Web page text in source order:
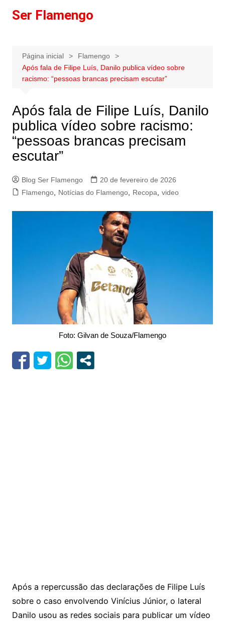
paraSer Flamengo
Página inicial
Flamengo
Após fala de Filipe Luís, Danilo publica vídeo sobre
racismo: “pessoas brancas precisam escutar”
Após fala de Filipe Luís, Danilo
publica vídeo sobre racismo:
“pessoas brancas precisam
escutar”
Blog Ser Flamengo
20 de fevereiro de 2026
Flamengo, Notícias do Flamengo, Recopa video
Foto: Gilvan de Souza/Flamengo
Após a repercussão das declarações de Filipe Luís
sobre o caso envolvendo Vinícius Júnior, o lateral
Danilo usou as redes sociais para publicar um vídeo